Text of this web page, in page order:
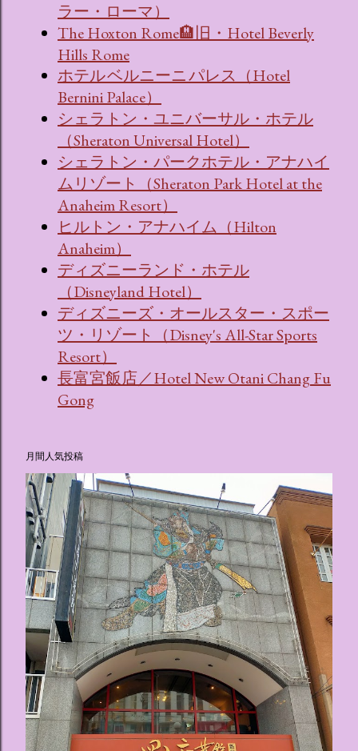
ラー・ローマ）
The Hoxton Rome🏨旧・Hotel Beverly
Hills Rome
ホテル ベルニーニ パレス（Hotel
Bernini Palace）
シェラトン・ユニバーサル・ホテル
（Sheraton Universal Hotel）
シェラトン・パークホテル・アナハイ
ムリゾート（Sheraton Park Hotel at the
Anaheim Resort）
ヒルトン・アナハイム（Hilton
Anaheim）
ディズニーランド・ホテル
（Disneyland Hotel）
ディズニーズ・オールスター・スポー
ツ・リゾート（Disney's All-Star Sports
Resort）
長富宮飯店／Hotel New Otani Chang Fu
Gong
月間人気投稿